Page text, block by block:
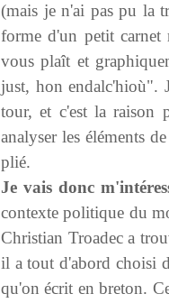
(mais je n'ai pas pu la
forme d'un petit carnet
vous plaît et
just, hon endalc'hioù".
tour, et c'est la raison
analyser les éléments
plié.
Je vais donc
contexte politique du
Christian Troadec a
il a tout d'abord choisi
qu'on écrit en breton.